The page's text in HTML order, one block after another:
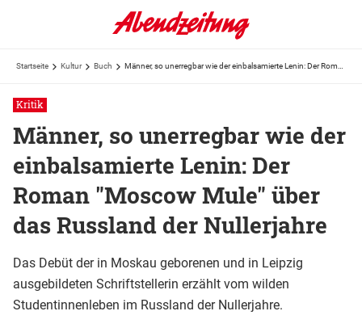
Startseite Kultur Buch
Kritik
Männer, so unerregbar wie der
einbalsamierte Lenin: Der
Roman "Moscow Mule" über
das Russland der Nullerjahre
Das Debüt der in Moskau geborenen und in Leipzig
ausgebildeten Schriftstellerin erzählt vom wilden
Studentinnenleben im Russland der Nullerjahre.